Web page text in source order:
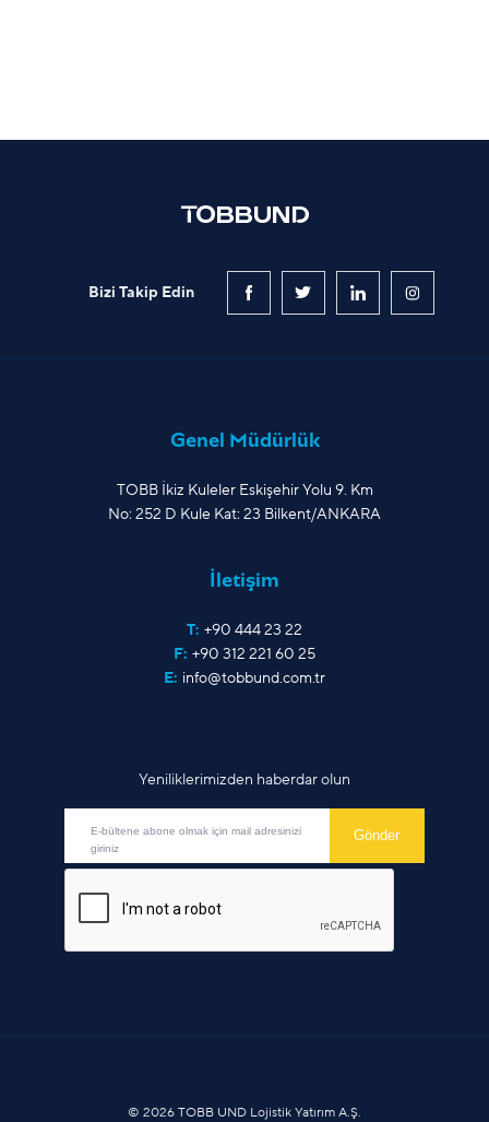
Bizi Takip Edin
Genel Müdürlük
TOBB İkiz Kuleler Eskişehir Yolu 9. Km
No: 252 D Kule Kat: 23 Bilkent/ANKARA
İletişim
T: +90 444 23 22
F: +90 312 221 60 25
E: info@tobbund.com.tr
Yeniliklerimizden haberdar olun
© 2026 TOBB UND Lojistik Yatırım A.Ş.